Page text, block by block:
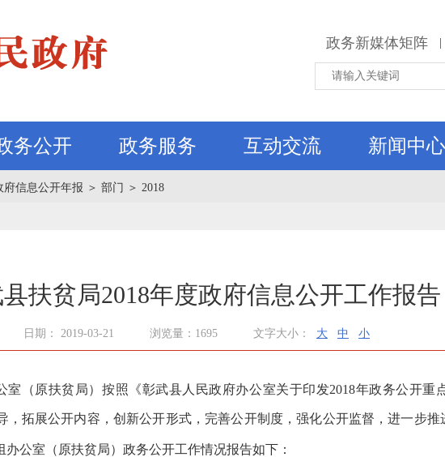
政务新媒体矩阵 |
务公开 政务服务 互动交流 新闻中心
府信息公开年报 ＞ 部门 ＞ 2018
扶贫局2018年度政府信息公开工作报告
日期： 2019-03-21 浏览量：1695 文字大小： 大 中 小
室（原扶贫局）按照 《彰武县人民政府办公室关于印发2018年政务公开
，拓展公开内容，创新公开形式，完善公开制度，强化公开监督，进一步
办公室（原扶贫局）政务公开工作情况报告如下：